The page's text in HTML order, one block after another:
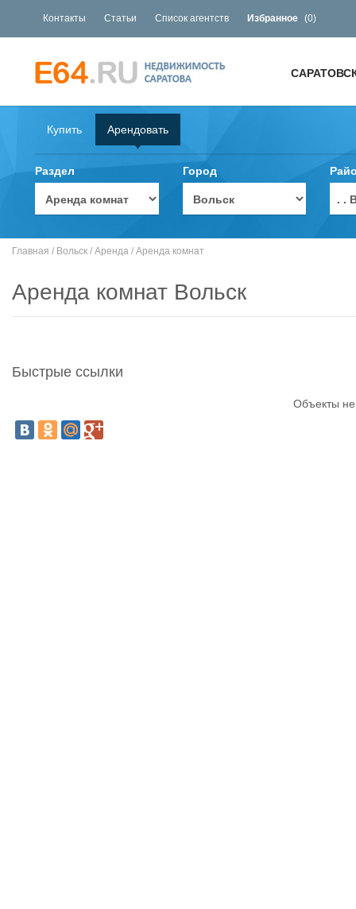
Контакты Статьи Список агентств Избранное (0)
Купить Арендовать
Раздел Город
. .
Главная / Вольск / Аренда / Аренда комнат
Аренда комнат Вольск
Быстрые ссылки
Объекты